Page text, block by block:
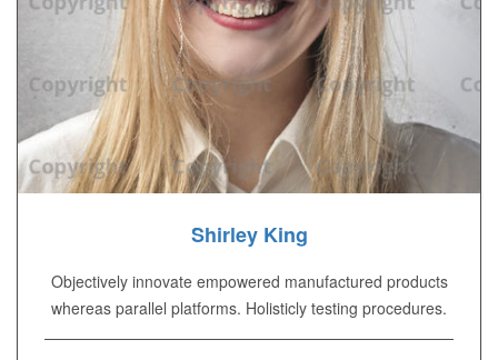
Shirley King
Objectively innovate empowered manufactured products
whereas parallel platforms. Holisticly testing procedures.